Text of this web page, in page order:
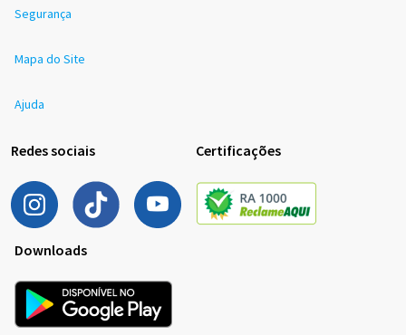
Segurança
Mapa do Site
Ajuda
Redes sociais Certificações
Downloads